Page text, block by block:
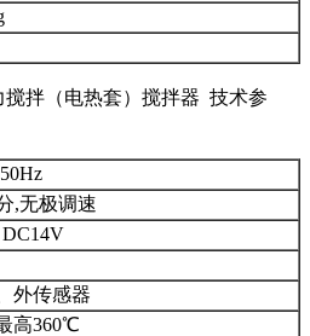
拌（电热套）搅拌器 技术参
,无极调速
外传感器
高360℃